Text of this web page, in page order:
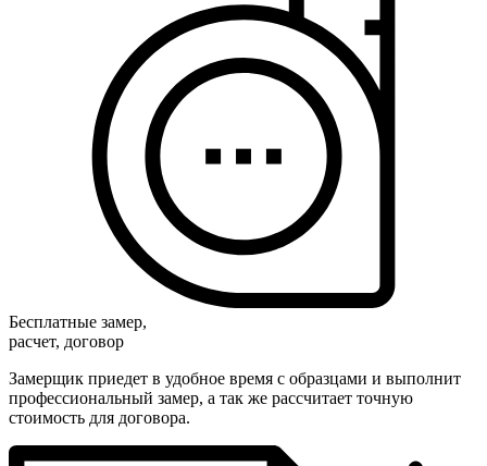
Бесплатные замер,
расчет, договор
Замерщик приедет в удобное время с образцами и выполнит
профессиональный замер, а так же рассчитает точную
стоимость для договора.